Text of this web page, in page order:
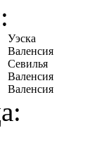
Уэска
Валенсия
Севилья
Валенсия
Валенсия